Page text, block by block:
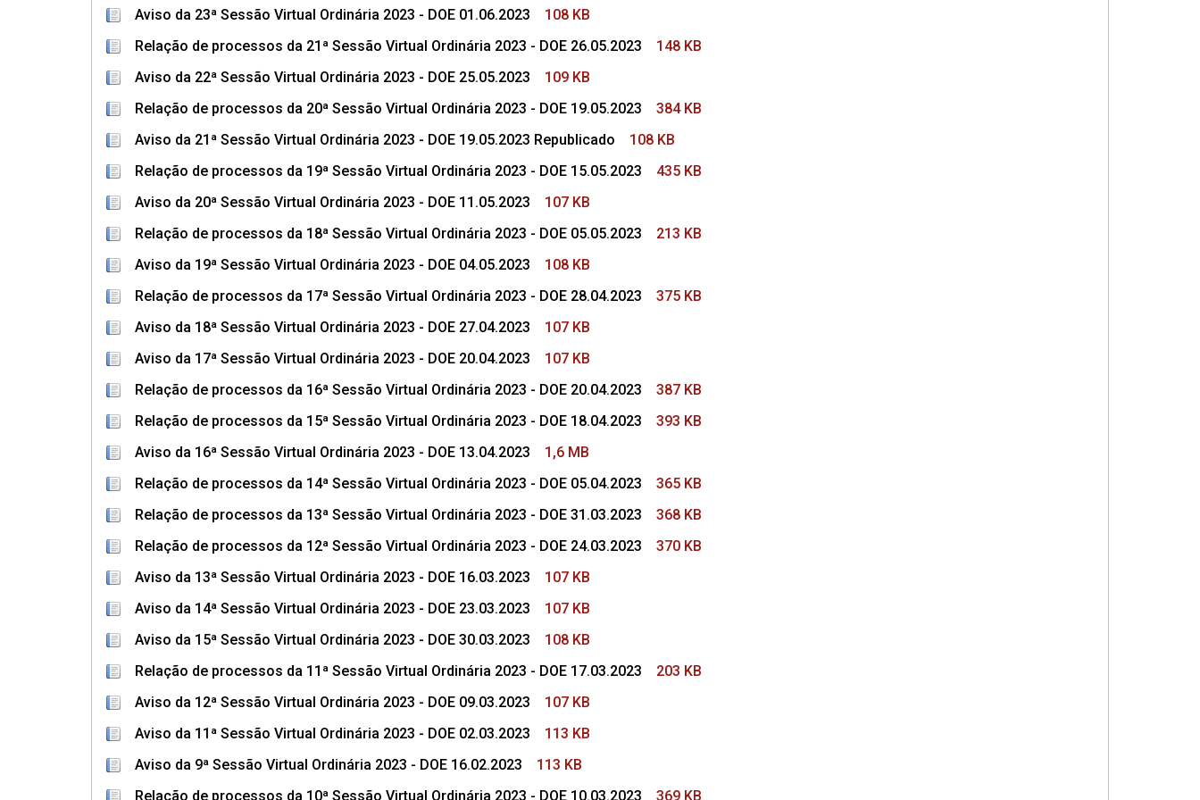
Aviso da 23ª Sessão Virtual Ordinária 2023 - DOE 01.06.2023
108 KB
Relação de processos da 21ª Sessão Virtual Ordinária 2023 - DOE 26.05.2023
148 KB
Aviso da 22ª Sessão Virtual Ordinária 2023 - DOE 25.05.2023
109 KB
Relação de processos da 20ª Sessão Virtual Ordinária 2023 - DOE 19.05.2023
384 KB
Aviso da 21ª Sessão Virtual Ordinária 2023 - DOE 19.05.2023 Republicado
108 KB
Relação de processos da 19ª Sessão Virtual Ordinária 2023 - DOE 15.05.2023
435 KB
Aviso da 20ª Sessão Virtual Ordinária 2023 - DOE 11.05.2023
107 KB
Relação de processos da 18ª Sessão Virtual Ordinária 2023 - DOE 05.05.2023
213 KB
Aviso da 19ª Sessão Virtual Ordinária 2023 - DOE 04.05.2023
108 KB
Relação de processos da 17ª Sessão Virtual Ordinária 2023 - DOE 28.04.2023
375 KB
Aviso da 18ª Sessão Virtual Ordinária 2023 - DOE 27.04.2023
107 KB
Aviso da 17ª Sessão Virtual Ordinária 2023 - DOE 20.04.2023
107 KB
Relação de processos da 16ª Sessão Virtual Ordinária 2023 - DOE 20.04.2023
387 KB
Relação de processos da 15ª Sessão Virtual Ordinária 2023 - DOE 18.04.2023
393 KB
Aviso da 16ª Sessão Virtual Ordinária 2023 - DOE 13.04.2023
1,6 MB
Relação de processos da 14ª Sessão Virtual Ordinária 2023 - DOE 05.04.2023
365 KB
Relação de processos da 13ª Sessão Virtual Ordinária 2023 - DOE 31.03.2023
368 KB
Relação de processos da 12ª Sessão Virtual Ordinária 2023 - DOE 24.03.2023
370 KB
Aviso da 13ª Sessão Virtual Ordinária 2023 - DOE 16.03.2023
107 KB
Aviso da 14ª Sessão Virtual Ordinária 2023 - DOE 23.03.2023
107 KB
Aviso da 15ª Sessão Virtual Ordinária 2023 - DOE 30.03.2023
108 KB
Relação de processos da 11ª Sessão Virtual Ordinária 2023 - DOE 17.03.2023
203 KB
Aviso da 12ª Sessão Virtual Ordinária 2023 - DOE 09.03.2023
107 KB
Aviso da 11ª Sessão Virtual Ordinária 2023 - DOE 02.03.2023
113 KB
Aviso da 9ª Sessão Virtual Ordinária 2023 - DOE 16.02.2023
113 KB
Relação de processos da 10ª Sessão Virtual Ordinária 2023 - DOE 10.03.2023
369 KB